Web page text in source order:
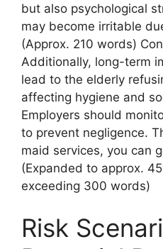
but also psychological
may become irritable
(Approx. 210 words)
Additionally, long-term
lead to the elderly
affecting hygiene and
Employers should
to prevent negligence.
maid services, you can
(Expanded to approx.
exceeding 300 words)
Risk